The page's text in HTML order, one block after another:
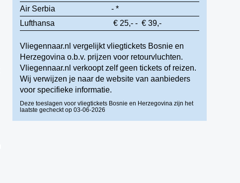
Air Serbia
- *
Lufthansa
€ 25,- - € 39,-
Vliegennaar.nl vergelijkt vliegtickets Bosnie en
Herzegovina o.b.v. prijzen voor retourvluchten.
Vliegennaar.nl verkoopt zelf geen tickets of reizen.
Wij verwijzen je naar de website van aanbieders
voor specifieke informatie.
Deze toeslagen voor vliegtickets Bosnie en Herzegovina zijn het
laatste gecheckt op 03-06-2026